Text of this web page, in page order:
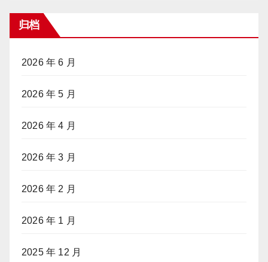
归档
2026 年 6 月
2026 年 5 月
2026 年 4 月
2026 年 3 月
2026 年 2 月
2026 年 1 月
2025 年 12 月